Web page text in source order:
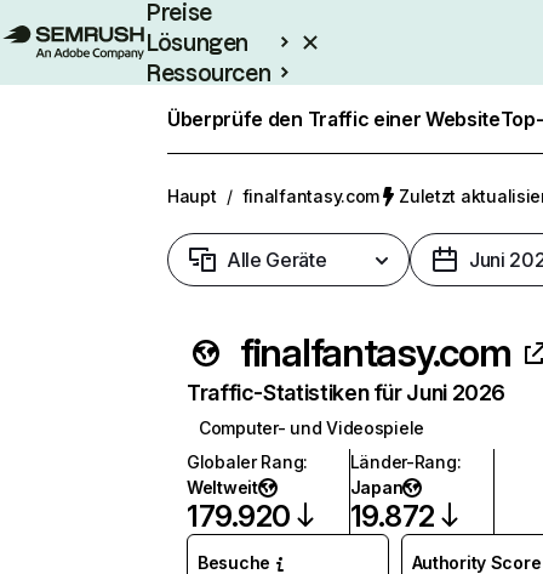
Preise
Lösungen
Ressourcen
Enterprise
Überprüfe den Traffic einer Website
Haupt / finalfantasy.com Zuletzt
Alle Geräte Juni
finalfantasy.com
Traffic-Statistiken für Juni 2026
Computer- und Videospiele
Globaler Rang:
Weltweit
179.920
Länder-Rang:
Japan
19.872
Besuche Authority Score